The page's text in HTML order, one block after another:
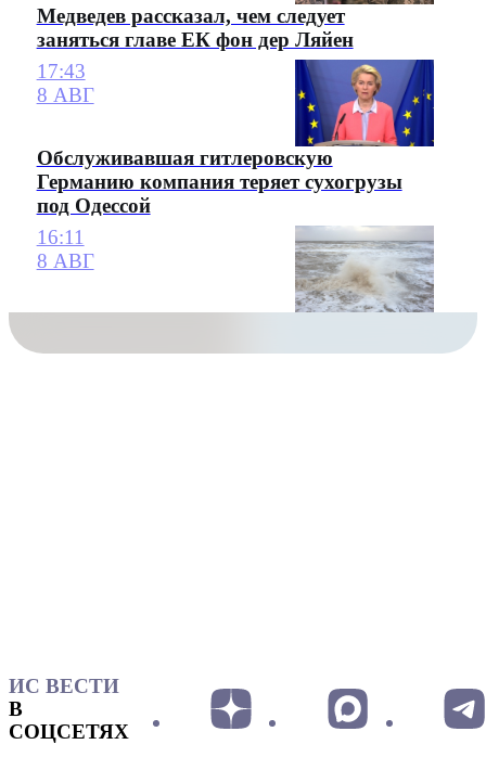
Медведев рассказал, чем следует
заняться главе ЕК фон дер Ляйен
17:43
8 АВГ
Обслуживавшая гитлеровскую
Германию компания теряет сухогрузы
под Одессой
16:11
8 АВГ
ИС ВЕСТИ
В
СОЦСЕТЯХ